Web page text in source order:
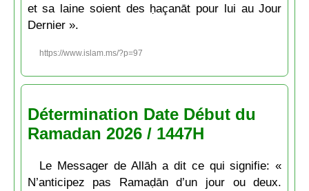
et sa laine soient des ḥaçanāt pour lui au Jour
Dernier ».
https://www.islam.ms/?p=97
Détermination Date Début du
Ramadan 2026 / 1447H
Le Messager de Allāh a dit ce qui signifie: «
N’anticipez pas Ramaḍān d’un jour ou deux.